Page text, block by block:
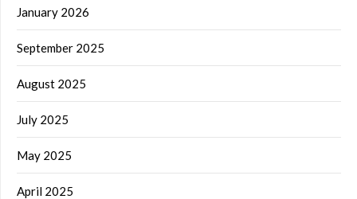
January 2026
September 2025
August 2025
July 2025
May 2025
April 2025